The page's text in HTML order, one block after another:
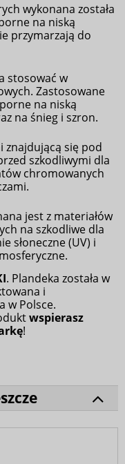
wykonana została
na niską
przymarzają do
stosować w
Zastosowane
na niską
na śnieg i szron.
znajdującą się pod
szkodliwymi dla
chromowanych
jest z materiałów
na szkodliwe dla
słoneczne (UV) i
. Plandeka została w
i
w Polsce.
wspierasz
!